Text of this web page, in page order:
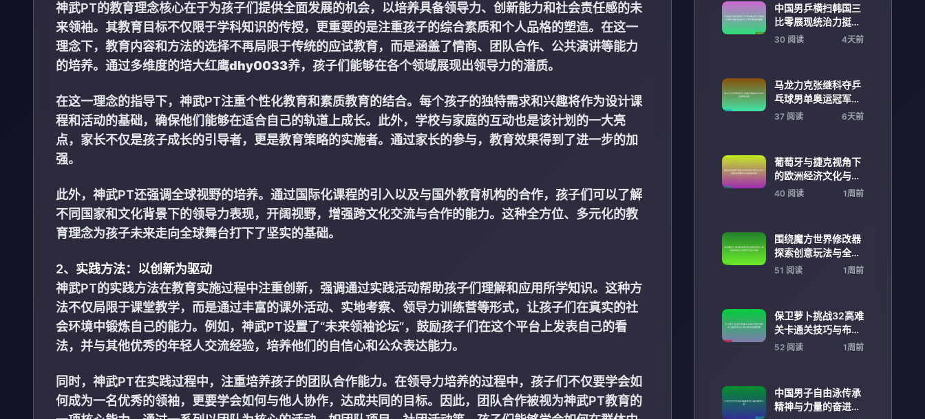
神武PT的教育理念核心在于为孩子们提供全面发展的机会，以培养具备领导力、创新能力和社会责任感的未
来领袖。其教育目标不仅限于学科知识的传授，更重要的是注重孩子的综合素质和个人品格的塑造。在这一
理念下，教育内容和方法的选择不再局限于传统的应试教育，而是涵盖了情商、团队合作、公共演讲等能力
的培养。通过多维度的培大红鹰dhy0033养，孩子们能够在各个领域展现出领导力的潜质。
在这一理念的指导下，神武PT注重个性化教育和素质教育的结合。每个孩子的独特需求和兴趣将作为设计课
程和活动的基础，确保他们能够在适合自己的轨道上成长。此外，学校与家庭的互动也是该计划的一大亮
点，家长不仅是孩子成长的引导者，更是教育策略的实施者。通过家长的参与，教育效果得到了进一步的加
强。
此外，神武PT还强调全球视野的培养。通过国际化课程的引入以及与国外教育机构的合作，孩子们可以了解
不同国家和文化背景下的领导力表现，开阔视野，增强跨文化交流与合作的能力。这种全方位、多元化的教
育理念为孩子未来走向全球舞台打下了坚实的基础。
2、实践方法：以创新为驱动
神武PT的实践方法在教育实施过程中注重创新，强调通过实践活动帮助孩子们理解和应用所学知识。这种方
法不仅局限于课堂教学，而是通过丰富的课外活动、实地考察、领导力训练营等形式，让孩子们在真实的社
会环境中锻炼自己的能力。例如，神武PT设置了“未来领袖论坛”，鼓励孩子们在这个平台上发表自己的看
法，并与其他优秀的年轻人交流经验，培养他们的自信心和公众表达能力。
同时，神武PT在实践过程中，注重培养孩子的团队合作能力。在领导力培养的过程中，孩子们不仅要学会如
何成为一名优秀的领袖，更要学会如何与他人协作，达成共同的目标。因此，团队合作被视为神武PT教育的
中国男乒横扫韩国三
比零展现统治力挺进
关键胜利彰显团队实
30 阅读 4天前
马龙力克张继科夺乒
乓球男单奥运冠军书
写传奇历史
37 阅读 6天前
葡萄牙与捷克视角下
的欧洲经济文化与合
作新趋势解析发展前
40 阅读 1周前
围绕魔方世界修改器
探索创意玩法与全面
功能提升的深度应用
51 阅读 1周前
保卫萝卜挑战32高难
关卡通关技巧与布局
全解析实战心得分享
52 阅读 1周前
中国男子自由泳传承
精神与力量的奋进之